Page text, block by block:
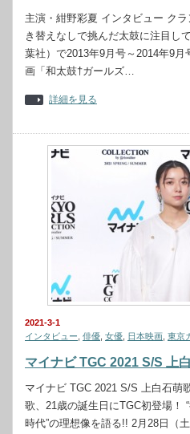
主演・紺野彩夏 インタビュー ク
き替えなしで挑んだ太鼓に注目し
葉社）で2013年9月号～2014年9
画「和太鼓†ガールズ…
詳細を見る
2021-3-1
インタビュー 俳優 女優 日本映画 東京
マイナビ TGC 2021 S/S 上
マイナビ TGC 2021 S/S 上白石萌
歌、21歳の誕生日にTGC初登場！
時代”の理想像を語る!! 2月28日（